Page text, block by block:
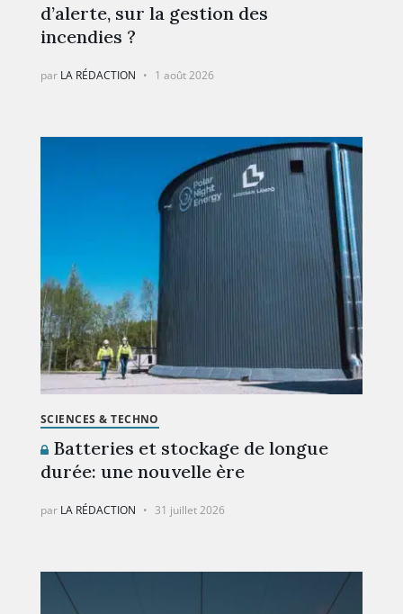
d’alerte, sur la gestion des
incendies ?
par LA RÉDACTION 1 août 2026
SCIENCES & TECHNO
Batteries et stockage de longue
durée: une nouvelle ère
par LA RÉDACTION 31 juillet 2026